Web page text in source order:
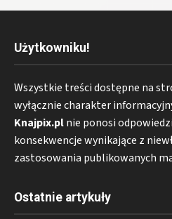
Użytkowniku!
Wszystkie treści dostępne na
wyłącznie charakter
Knajpix.plnie ponosi
konsekwencje wynikające z
zastosowania publikowanych
Ostatnie artykuły